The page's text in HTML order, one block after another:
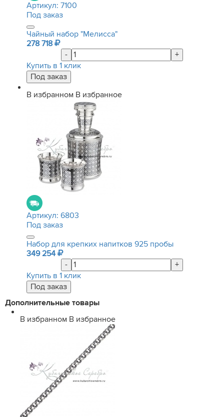
Артикул: 7100
Под заказ
Чайный набор "Мелисса"
278 718
-
+
Купить в 1 клик
В избранном В избранное
Артикул: 6803
Под заказ
Набор для крепких напитков 925 пробы
349 254
-
+
Купить в 1 клик
Дополнительные товары
В избранном В избранное